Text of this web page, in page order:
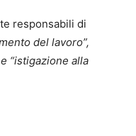
responsabili di
del lavoro”,
“istigazione alla